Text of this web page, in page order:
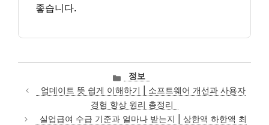
좋습니다.
카
테
고
리
정보
업데이트 뜻 쉽게 이해하기 | 소프트웨어 개선과 사용자
경험 향상 원리 총정리
실업급여 수급 기준과 얼마나 받는지 | 상한액 하한액 최